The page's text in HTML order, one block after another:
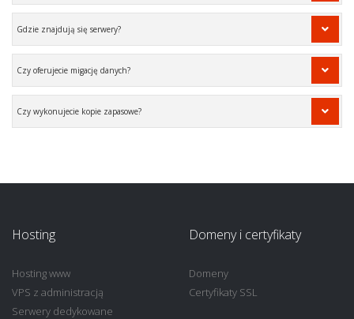
Gdzie znajdują się serwery?
Czy oferujecie migację danych?
Czy wykonujecie kopie zapasowe?
Hosting
Hosting www
VPS z administracją
Serwery dedykowane
Domeny i certyfikaty
Domeny
Certyfikaty SSL